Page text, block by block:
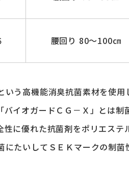
腰回り 80～100㎝
う高機能消臭抗菌素材を使
イオガードＣＧ－Ｘ」とは
に優れた抗菌剤をポリエス
たいしてＳＥＫマークの制